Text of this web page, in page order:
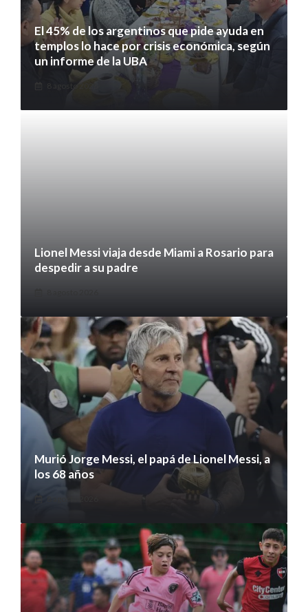
El 45% de los argentinos que pide ayuda en
templos lo hace por crisis económica, según
un informe de la UBA
8 agosto 2026
Lionel Messi viaja desde Miami a Rosario para
despedir a su padre
Murió Jorge Messi, el papá de Lionel Messi, a
los 68 años